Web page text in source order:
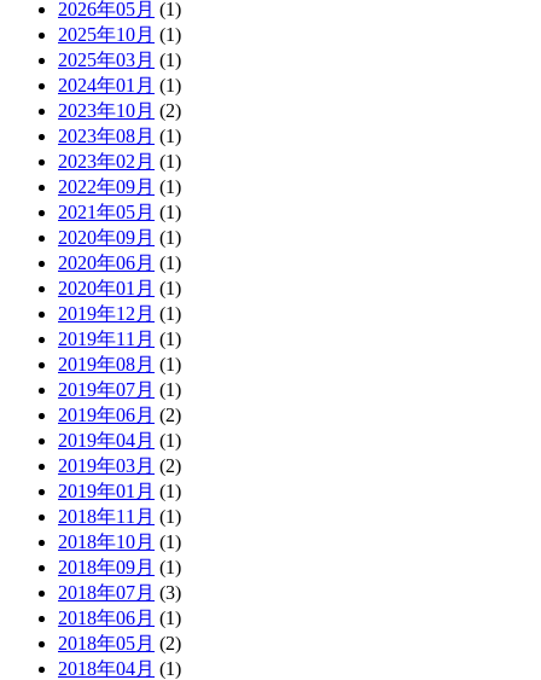
2026年05月 (1)
2025年10月 (1)
2025年03月 (1)
2024年01月 (1)
2023年10月 (2)
2023年08月 (1)
2023年02月 (1)
2022年09月 (1)
2021年05月 (1)
2020年09月 (1)
2020年06月 (1)
2020年01月 (1)
2019年12月 (1)
2019年11月 (1)
2019年08月 (1)
2019年07月 (1)
2019年06月 (2)
2019年04月 (1)
2019年03月 (2)
2019年01月 (1)
2018年11月 (1)
2018年10月 (1)
2018年09月 (1)
2018年07月 (3)
2018年06月 (1)
2018年05月 (2)
2018年04月 (1)